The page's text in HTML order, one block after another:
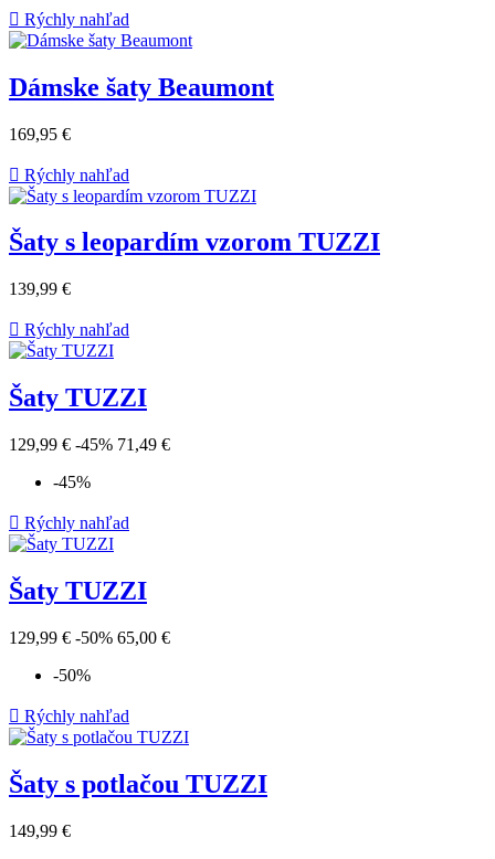
 Rýchly nahľad
Dámske šaty Beaumont
169,95 €
 Rýchly nahľad
Šaty s leopardím vzorom TUZZI
139,99 €
 Rýchly nahľad
Šaty TUZZI
129,99 € -45% 71,49 €
-45%
 Rýchly nahľad
Šaty TUZZI
129,99 € -50% 65,00 €
-50%
 Rýchly nahľad
Šaty s potlačou TUZZI
149,99 €